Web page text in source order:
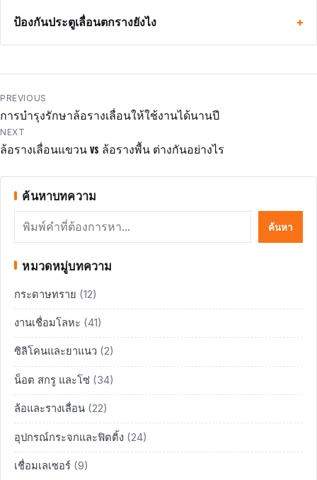
ป้องกันประตูเลื่อนตกรางยังไง
แนะแนว
เรื่อง
PREVIOUS
การบำรุงรักษาล้อรางเลื่อนให้ใช้งานได้นานปี
NEXT
ล้อรางเลื่อนแขวน vs ล้อรางพื้น ต่างกันอย่างไร
ค้นหาบทความ
ค้นหา ค้นหา
หมวดหมู่บทความ
กระดาษทราย (12)
งานเชื่อมโลหะ (41)
ซิลิโคนและยาแนว (2)
น็อต สกรู และโซ่ (34)
ล้อและรางเลื่อน (22)
อุปกรณ์กระจกและฟิตติ้ง (24)
เชื่อมเลเซอร์ (9)